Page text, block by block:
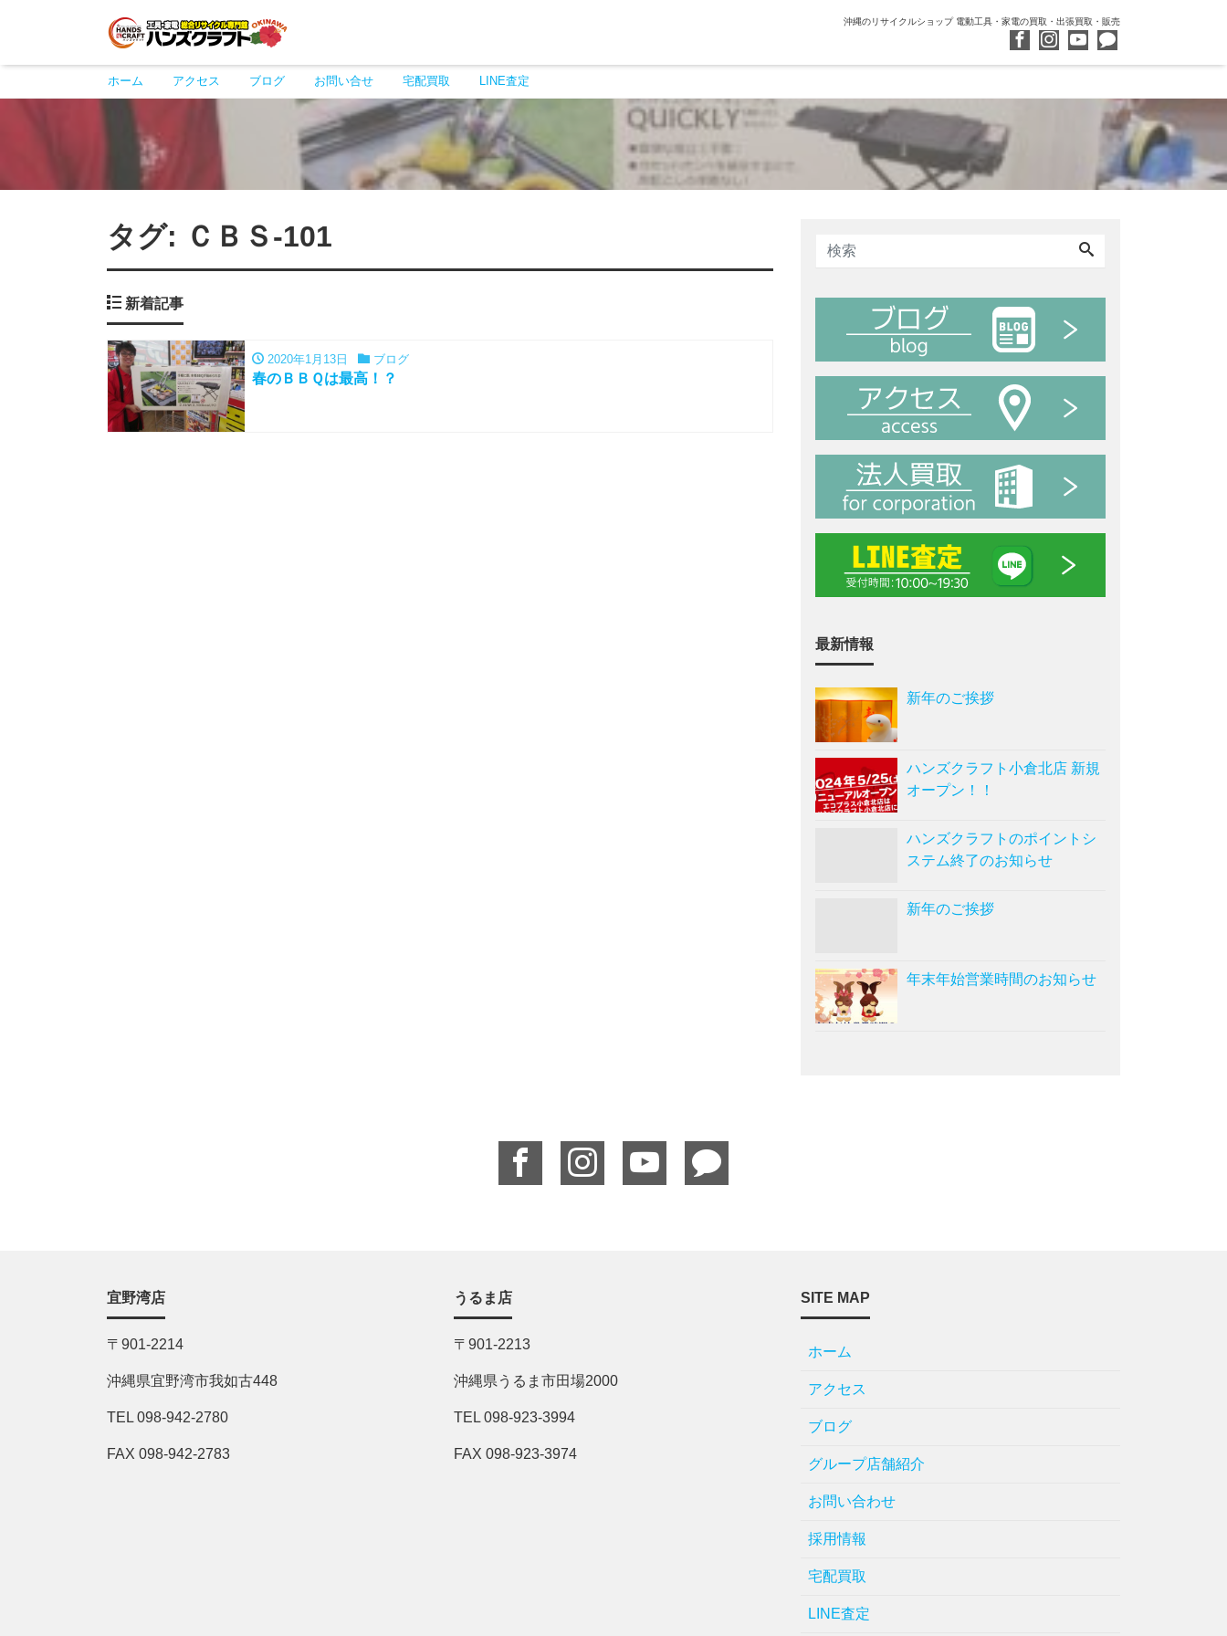
沖縄のリサイクルショップ 電動工具・家電の買取・出張買取・販売
ホーム アクセス ブログ お問い合せ 宅配買取 LINE査定
タグ: ＣＢＳ-101
新着記事
2020年1月13日 ブログ
春のＢＢＱは最高！？
最新情報
新年のご挨拶
ハンズクラフト小倉北店 新規
オープン！！
ハンズクラフトのポイントシ
ステム終了のお知らせ
新年のご挨拶
年末年始営業時間のお知らせ
宜野湾店
〒901-2214
沖縄県宜野湾市我如古448
TEL 098-942-2780
FAX 098-942-2783
うるま店
〒901-2213
沖縄県うるま市田場2000
TEL 098-923-3994
FAX 098-923-3974
SITE MAP
ホーム
アクセス
ブログ
グループ店舗紹介
お問い合わせ
採用情報
宅配買取
LINE査定